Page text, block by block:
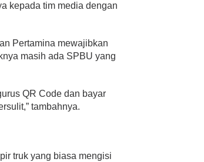
kepada tim media dengan
Pertamina mewajibkan
masih ada SPBU yang
QR Code dan bayar
tambahnya.
truk yang biasa mengisi